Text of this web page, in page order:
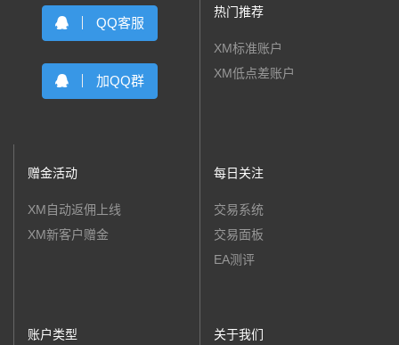
QQ客服
加QQ群
热门推荐
XM标准账户
XM低点差账户
赠金活动
XM自动返佣上线
XM新客户赠金
每日关注
交易系统
交易面板
EA测评
账户类型 关于我们